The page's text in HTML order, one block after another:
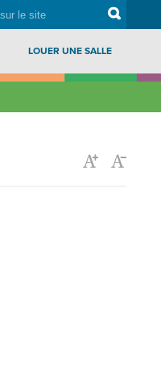
Search
LOUER UNE SALLE